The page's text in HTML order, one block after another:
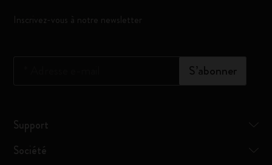
Inscrivez-vous à notre newsletter
S’abonner
Support
Société